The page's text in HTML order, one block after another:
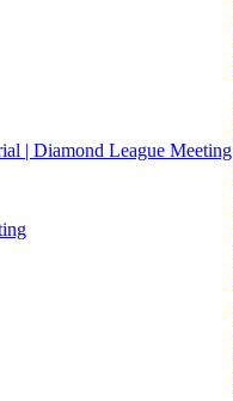
| Diamond League Meeting